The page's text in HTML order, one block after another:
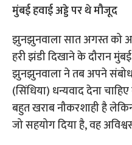
मुंबई हवाई अड्डे पर थे मौजूद
झुनझुनवाला सात अगस्त को
हरी झंडी दिखाने के दौरान
झुनझुनवाला ने तब अपने
(सिंधिया) धन्यवाद देना
बहुत खराब नौकरशाही है
जो सहयोग दिया है, वह